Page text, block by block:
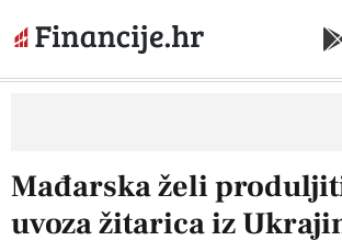
Mađarska želi
uvoza žitarica iz